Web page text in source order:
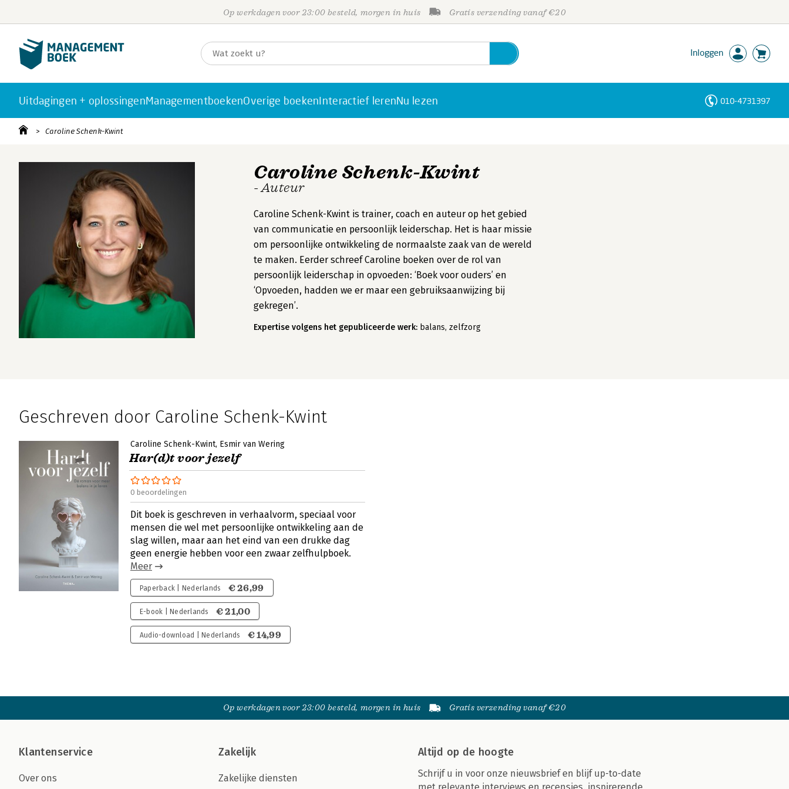
Op werkdagen voor 23:00 besteld, morgen in huis Gratis verzending vanaf €20
Inloggen
Uitdagingen + oplossingenManagementboekenOverige boekenInteractief lerenNu lezen 010-4731397
Caroline Schenk-Kwint
Caroline Schenk-Kwint
- Auteur
Caroline Schenk-Kwint is trainer, coach en auteur op het gebied
van communicatie en persoonlijk leiderschap. Het is haar missie
om persoonlijke ontwikkeling de normaalste zaak van de wereld
te maken. Eerder schreef Caroline boeken over de rol van
persoonlijk leiderschap in opvoeden: ‘Boek voor ouders’ en
‘Opvoeden, hadden we er maar een gebruiksaanwijzing bij
gekregen’.
Expertise volgens het gepubliceerde werk: balans, zelfzorg
Geschreven door Caroline Schenk-Kwint
Caroline Schenk-Kwint Esmir van Wering
Har(d)t voor jezelf
0 beoordelingen
Dit boek is geschreven in verhaalvorm, speciaal voor
mensen die wel met persoonlijke ontwikkeling aan de
slag willen, maar aan het eind van een drukke dag
geen energie hebben voor een zwaar zelfhulpboek.
Meer
Paperback | Nederlands € 26,99
E-book | Nederlands € 21,00
Audio-download | Nederlands € 14,99
Op werkdagen voor 23:00 besteld, morgen in huis Gratis verzending vanaf €20
Klantenservice
Over ons
Zakelijk
Zakelijke diensten
Altijd op de hoogte
Schrijf u in voor onze nieuwsbrief en blijf up-to-date
Personen